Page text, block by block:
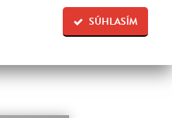
SÚHLASÍM
Dodanie do cca. 30 dní.